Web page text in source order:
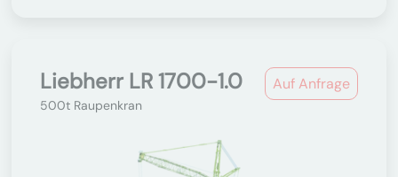
Auf Anfrage
Liebherr LR 1700-1.0
500t Raupenkran